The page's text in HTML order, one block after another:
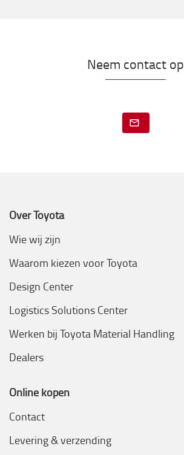
Neem contact op
Over Toyota
Wie wij zijn
Waarom kiezen voor Toyota
Design Center
Logistics Solutions Center
Werken bij Toyota Material Handling
Dealers
Online kopen
Contact
Levering & verzending